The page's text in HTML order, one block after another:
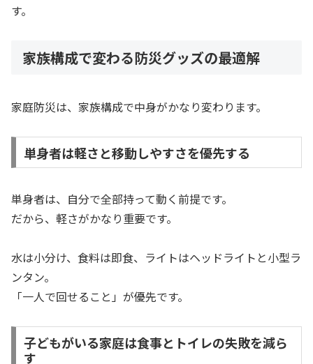
す。
家族構成で変わる防災グッズの最適解
家庭防災は、家族構成で中身がかなり変わります。
単身者は軽さと移動しやすさを優先する
単身者は、自分で全部持って動く前提です。
だから、軽さがかなり重要です。
水は小分け、食料は即食、ライトはヘッドライトと小型ラ
ンタン。
「一人で回せること」が優先です。
子どもがいる家庭は食事とトイレの失敗を減ら
す